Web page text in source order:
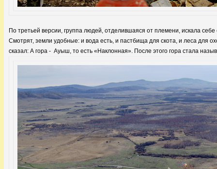
По третьей версии, группа людей, отделившаяся от племени, искала
Смотрят, земли удобные: и вода есть, и пастбища для скота, и леса для
сказал: А гора - Ауыш, то есть «Наклонная». После этого гора стала